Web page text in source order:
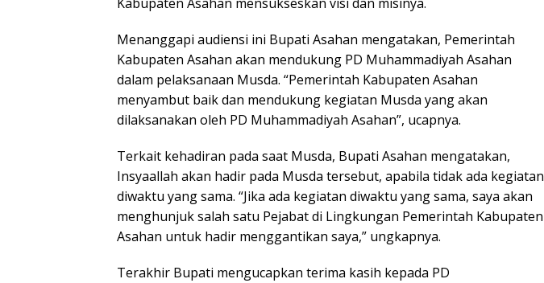
Kabupaten Asahan mensukseskan visi dan misinya.
Menanggapi audiensi ini Bupati Asahan mengatakan, Pemerintah
Kabupaten Asahan akan mendukung PD Muhammadiyah Asahan
dalam pelaksanaan Musda. “Pemerintah Kabupaten Asahan
menyambut baik dan mendukung kegiatan Musda yang akan
dilaksanakan oleh PD Muhammadiyah Asahan”, ucapnya.
Terkait kehadiran pada saat Musda, Bupati Asahan mengatakan,
Insyaallah akan hadir pada Musda tersebut, apabila tidak ada kegiatan
diwaktu yang sama. “Jika ada kegiatan diwaktu yang sama, saya akan
menghunjuk salah satu Pejabat di Lingkungan Pemerintah Kabupaten
Asahan untuk hadir menggantikan saya,” ungkapnya.
Terakhir Bupati mengucapkan terima kasih kepada PD